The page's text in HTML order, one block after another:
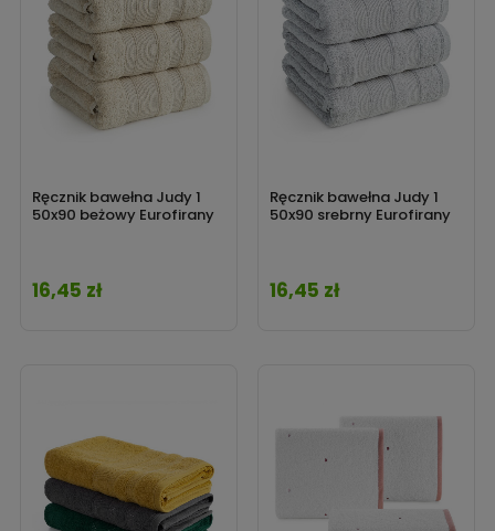
Ręcznik bawełna Judy 1
50x90 beżowy Eurofirany
Cena
16,45 zł
Ręcznik bawełna Judy 1
50x90 srebrny Eurofirany
Cena
16,45 zł